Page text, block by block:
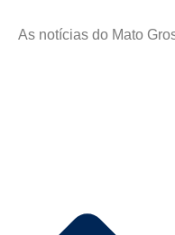
As notícias do Mato